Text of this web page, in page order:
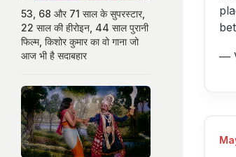
—
53, 68 और 71 साल के सुपरस्टार,
22 साल की हीरोइन, 44 साल पुरानी
फिल्म, किशोर कुमार का वो गाना जो
आज भी है सदाबहार